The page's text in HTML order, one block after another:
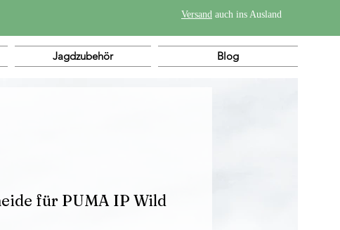
​Versand auch ins Ausland
Jagdzubehör Blog
für PUMA IP Wild